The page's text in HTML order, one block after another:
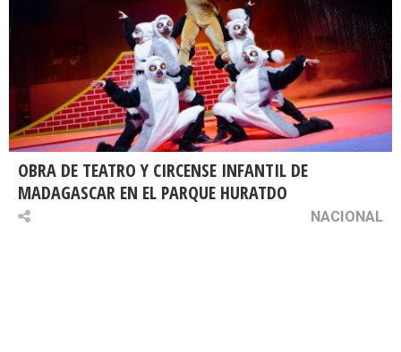
OBRA DE TEATRO Y CIRCENSE INFANTIL DE
MADAGASCAR EN EL PARQUE HURATDO
NACIONAL